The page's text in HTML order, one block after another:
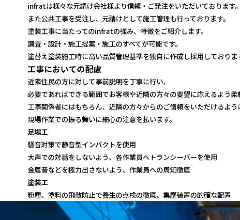
infratは様々な元請け会社様より信頼・ご発注をいただいております。
また公共工事を受注し、元請けとして施工管理も行っております。
塗装工事に当たってのinfratの強み、特徴をご紹介します。
調査・設計・施工提案・施工のすべてが可能です。
塗替え塗装施工時に高い品質管理基準を独自に作成し採用しておりま
工事においての配慮
近隣住民の方に対して事前説明を丁寧に行い、
必要であればできる範囲でお客様や近隣の方々の要望に応えるよう柔
工事関係者にはもちろん、近隣の方々からのご信頼をいただけるよう
現場作業での振る舞いに細心の注意を払います。
足場工
騒音対策で静音型インパクトを使用
大声での対話をしないよう、各作業員へトランシーバーを使用
金属音などを極力出さないよう、作業員への周知徹底
塗装工
粉塵、塗料の飛散防止で養生の点検の徹底、集塵装置の的確な配置